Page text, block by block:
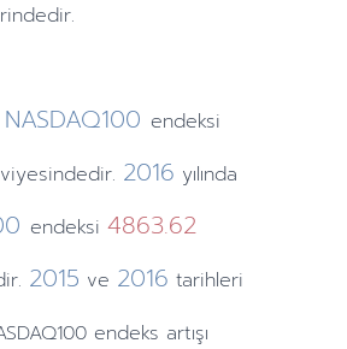
NASDAQ100 endeksi
2016 yılında
endeksi 4863.62
2015 ve 2016 tarihleri
endeks artışı